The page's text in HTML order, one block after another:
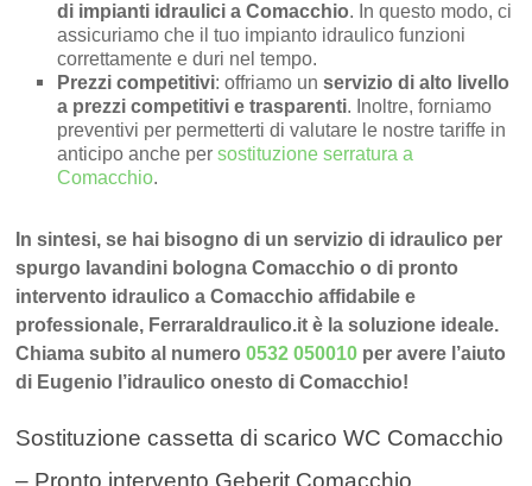
di impianti idraulici a Comacchio. In questo modo, ci
assicuriamo che il tuo impianto idraulico funzioni
correttamente e duri nel tempo.
Prezzi competitivi: offriamo unservizio di alto livello
a prezzi competitivi e trasparenti. Inoltre, forniamo
preventivi per permetterti di valutare le nostre tariffe in
anticipo anche persostituzione serratura a
Comacchio.
In sintesi, se hai bisogno di un servizio di idraulico per
spurgo lavandini bologna Comacchio o di pronto
intervento idraulico a Comacchio affidabile e
professionale, FerraraIdraulico.it è la soluzione ideale.
Chiama subito al numero0532 050010 per avere l’aiuto
di Eugenio l’idraulico onesto di Comacchio!
Sostituzione cassetta di scarico WC Comacchio
– Pronto intervento Geberit Comacchio